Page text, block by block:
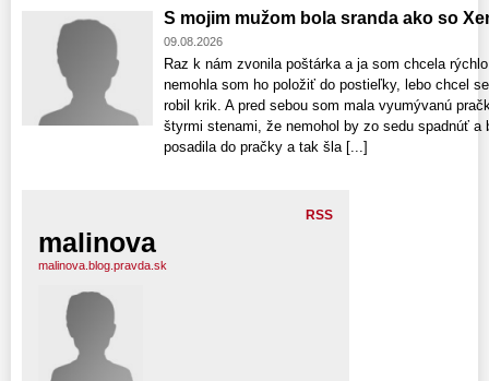
S mojim mužom bola sranda ako so
09.08.2026
Raz k nám zvonila poštárka a ja som chcela
nemohla som ho položiť do postieľky, lebo chcel
robil krik. A pred sebou som mala vyumývanú
štyrmi stenami, že nemohol by zo sedu spadnúť
posadila do pračky a tak šla [...]
RSS
malinova
malinova.blog.pravda.sk